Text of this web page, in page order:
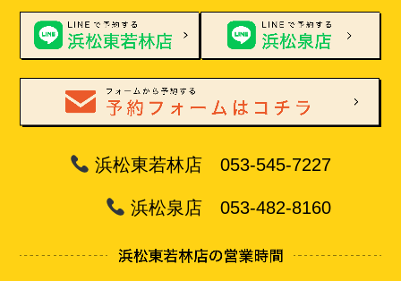
浜松東若林店 053-545-7227
浜松泉店 053-482-8160